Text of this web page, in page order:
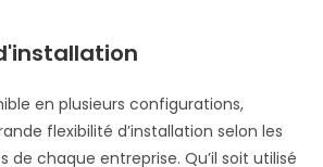
en plusieurs configurations,
flexibilité d’installation selon les
de chaque entreprise. Qu’il soit utilisé